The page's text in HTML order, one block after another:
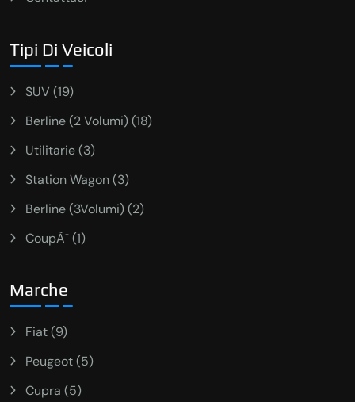
Tipi Di Veicoli
SUV (19)
Berline (2 Volumi) (18)
Utilitarie (3)
Station Wagon (3)
Berline (3Volumi) (2)
CoupÃ¨ (1)
Marche
Fiat (9)
Peugeot (5)
Cupra (5)